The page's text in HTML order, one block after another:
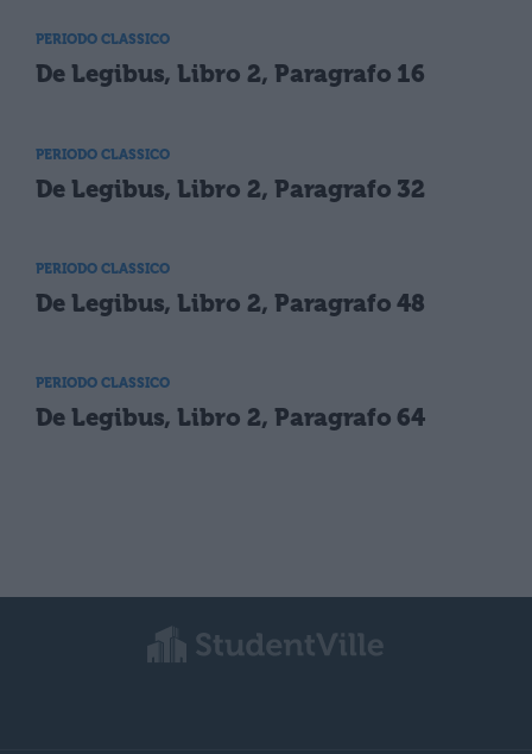
PERIODO CLASSICO
De Legibus, Libro 2, Paragrafo 16
PERIODO CLASSICO
De Legibus, Libro 2, Paragrafo 32
PERIODO CLASSICO
De Legibus, Libro 2, Paragrafo 48
PERIODO CLASSICO
De Legibus, Libro 2, Paragrafo 64